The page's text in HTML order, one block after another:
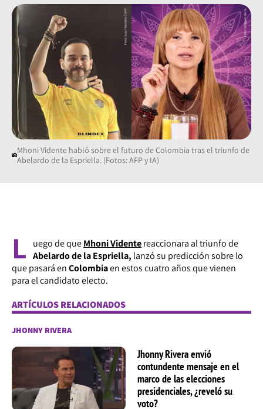
Mhoni Vidente habló sobre el futuro de Colombia tras el triunfo de
Abelardo de la Espriella. (Fotos: AFP y IA)
L uego de queMhoni Videntereaccionara al triunfo de
Abelardo de la Espriella, lanzó su predicción sobre lo
que pasará enColombiaen estos cuatro años que vienen
para el candidato electo.
ARTÍCULOS RELACIONADOS
JHONNY RIVERA
Jhonny Rivera envió
contundente mensaje en el
marco de las elecciones
presidenciales, ¿reveló su
voto?